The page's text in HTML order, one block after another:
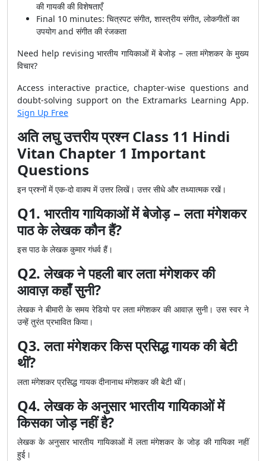
की गायकी की विशेषताएँ
Final 10 minutes: चित्रपट संगीत, शास्त्रीय संगीत, लोकगीतों का
उपयोग and संगीत की रंजकता
Need help revising भारतीय गायिकाओं में बेजोड़ – लता मंगेशकर के मुख्य
विचार?
Access interactive practice, chapter-wise questions and
doubt-solving support on the Extramarks Learning App.
Sign Up Free
अति लघु उत्तरीय प्रश्न Class 11 Hindi
Vitan Chapter 1 Important
Questions
इन प्रश्नों में एक-दो वाक्य में उत्तर लिखें। उत्तर सीधे और तथ्यात्मक रखें।
Q1. भारतीय गायिकाओं में बेजोड़ – लता मंगेशकर
पाठ के लेखक कौन हैं?
इस पाठ के लेखक कुमार गंधर्व हैं।
Q2. लेखक ने पहली बार लता मंगेशकर की
आवाज़ कहाँ सुनी?
लेखक ने बीमारी के समय रेडियो पर लता मंगेशकर की आवाज़ सुनी। उस स्वर ने
उन्हें तुरंत प्रभावित किया।
Q3. लता मंगेशकर किस प्रसिद्ध गायक की बेटी
थीं?
लता मंगेशकर प्रसिद्ध गायक दीनानाथ मंगेशकर की बेटी थीं।
Q4. लेखक के अनुसार भारतीय गायिकाओं में
किसका जोड़ नहीं है?
लेखक के अनुसार भारतीय गायिकाओं में लता मंगेशकर के जोड़ की गायिका नहीं
हुई।